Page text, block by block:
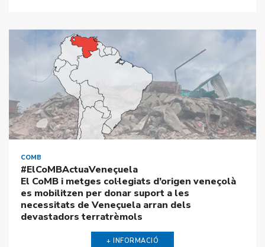
COMB
#ElCoMBActuaVeneçuela
El CoMB i metges col·legiats d’origen veneçolà es
mobilitzen per donar suport a les necessitats de
Veneçuela arran dels devastadors terratrèmols